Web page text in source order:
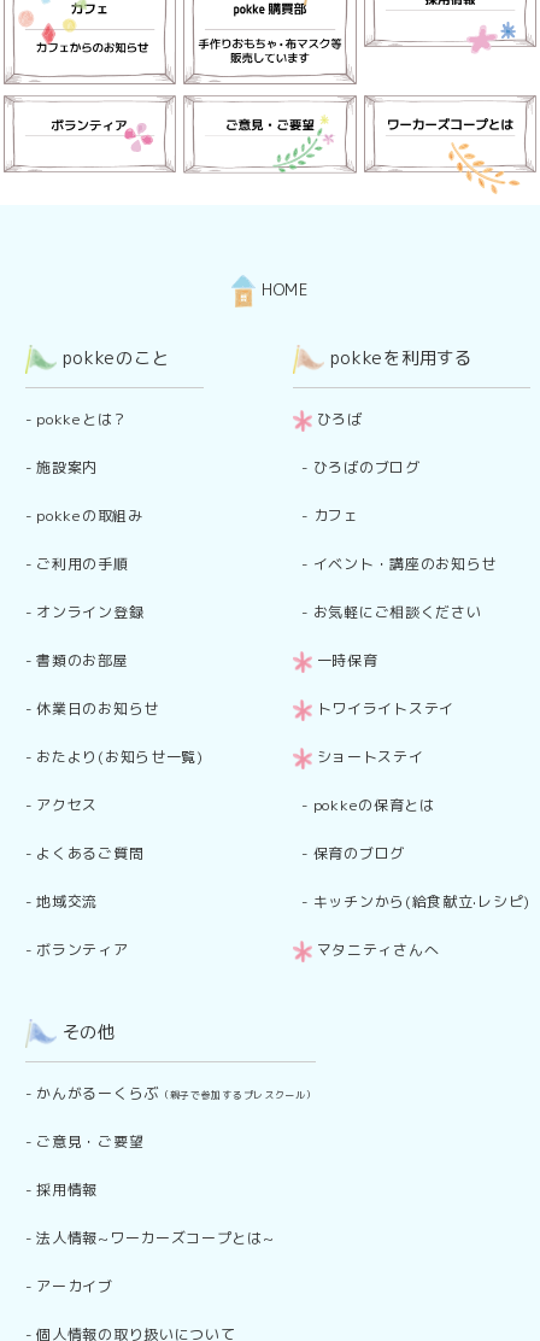
HOME
pokkeのこと
- pokkeとは？
-施設案内
- pokkeの取組み
- ご利用の手順
- オンライン登録
-書類のお部屋
-休業日のお知らせ
- おたより(お知らせ一覧)
- アクセス
- よくあるご質問
-地域交流
- ボランティア
pokkeを利用する
ひろば
- ひろばのブログ
- カフェ
- イベント・講座のお知らせ
- お気軽にご相談ください
一時保育
トワイライトステイ
ショートステイ
- pokkeの保育とは
- 保育のブログ
- キッチンから(給食献立·レシピ)
マタニティさんへ
その他
- かんがるーくらぶ （親子で参加するプレスクール）
- ご意見・ご要望
-採用情報
-法人情報~ワーカーズコープとは~
- アーカイブ
-個人情報の取り扱いについて